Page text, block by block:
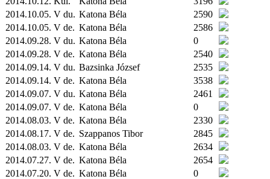
2014.10.05. V du. Katona Béla
2590
2014.10.05. V de. Katona Béla
2586
2014.09.28. V du. Katona Béla
0
2014.09.28. V de. Katona Béla
2540
2014.09.14. V du. Bazsinka József
2535
2014.09.14. V de. Katona Béla
3538
2014.09.07. V du. Katona Béla
2461
2014.09.07. V de. Katona Béla
0
2014.08.03. V de. Katona Béla
2330
2014.08.17. V de. Szappanos Tibor
2845
2014.08.03. V de. Katona Béla
2634
2014.07.27. V de. Katona Béla
2654
2014.07.20. V de. Katona Béla
0